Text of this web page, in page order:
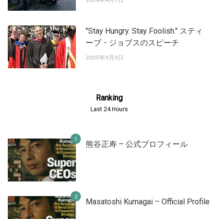
"Stay Hungry. Stay Foolish." スティ
ーブ・ジョブスのスピーチ
2005年9月3日
Ranking
Last 24 Hours
熊谷正寿 – 公式プロフィール
Masatoshi Kumagai – Official Profile